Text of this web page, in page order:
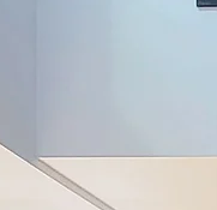
の街とともに
110年をむか